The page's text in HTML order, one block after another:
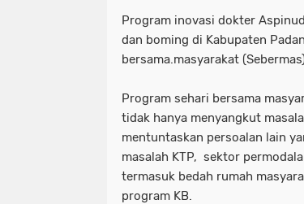
Program inovasi dokter
dan boming di Kabupaten
bersama.masyarakat
Program sehari bersama
tidak hanya menyangkut
mentuntaskan persoalan lain
masalah KTP, sektor
termasuk bedah rumah
program KB.